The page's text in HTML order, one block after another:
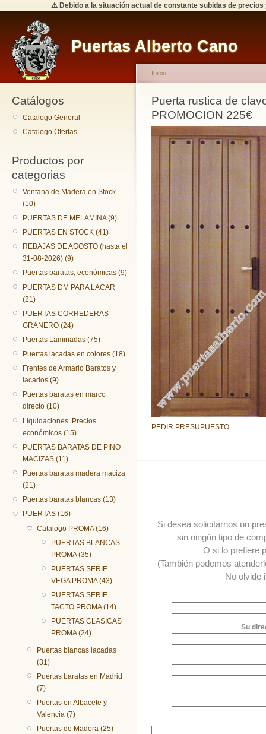
⚠️ Debido a la situación actual de constante subidas de
Puertas Alberto Cano
Catálogos
Catalogo General
Catalogo Ofertas
Productos por
categorias
Ventana de Madera en Stock
(10)
PUERTAS DE MELAMINA (9)
PUERTAS EN STOCK (41)
REBAJAS DE AGOSTO (hasta el
31-08-2026) (9)
Puertas baratas, económicas (9)
PUERTAS DM PARA LACAR
(21)
PUERTAS CORREDERAS
GRANERO (24)
Puertas Laminadas (75)
Puertas lacadas en colores (18)
Frentes de Armario Baratos y
lacados (9)
Puertas baratas en marco
directo (10)
Liquidaciones. Precios
económicos (15)
PUERTAS BARATAS DE PINO
MACIZAS (11)
Puertas baratas madera maciza
(21)
Puertas baratas blancas (13)
PUERTAS (16)
Catalogo PROMA (16)
PUERTAS BLANCAS
PROMA (35)
PUERTAS SERIE
VEGA PROMA (43)
PUERTAS SERIE
TACTO PROMA (14)
PUERTAS CLASICAS
PROMA (24)
Puertas blancas lacadas
(31)
Puertas baratas en Madrid
(7)
Puertas en Albacete y
Valencia (7)
Puertas de Madera (25)
Inicio
Puerta rustica de
PROMOCION 225€
PEDIR PRESUPUESTO
Si desea solicitarnos un
sin ningún tipo de
O si lo prefiere
(También podemos
No olvide
Su